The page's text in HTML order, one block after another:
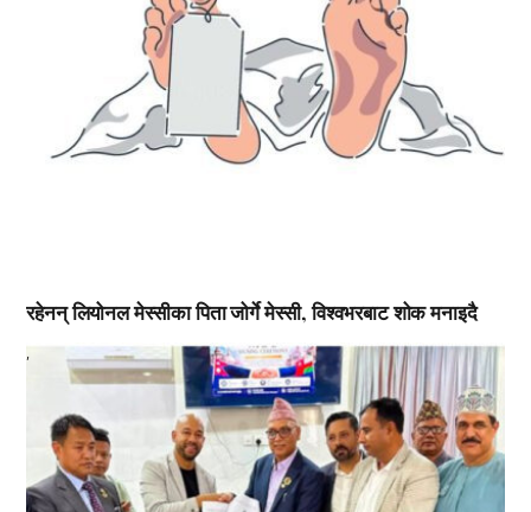
रहेनन् लियोनल मेस्सीका पिता जोर्गे मेस्सी, विश्वभरबाट शोक मनाइदै
,